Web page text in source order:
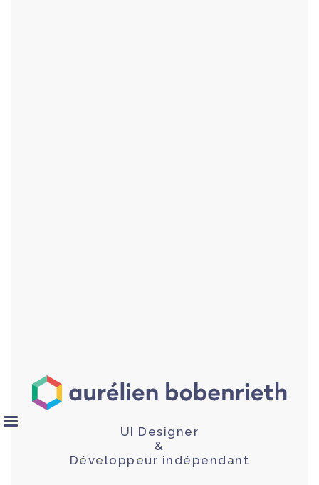
UI Designer
&
Développeur indépendant